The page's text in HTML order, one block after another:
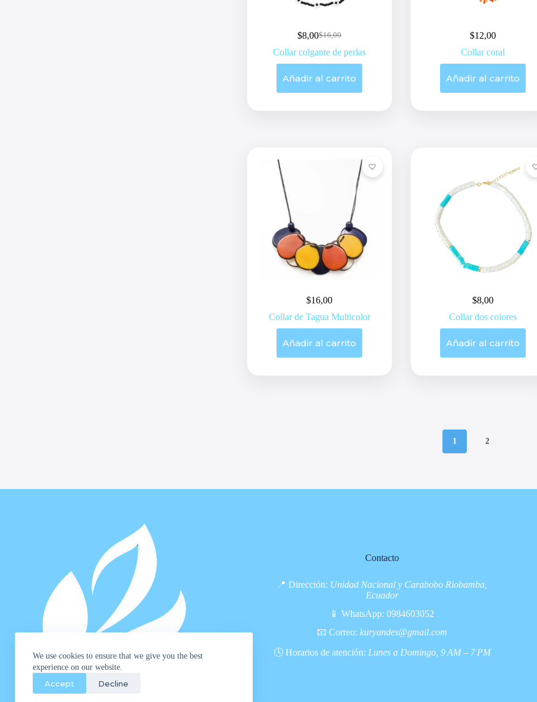
We use cookies to ensure that we give you the best
experience on our website.
Accept Decline
$16,00
Original
price
was:
$8,00Current
price
is:
Collar colgante de perlas
Añadir al carrito
$12,00
Collar coral
Añadir al carrito
$16,00
Collar de Tagua Multicolor
Añadir al carrito
$8,00
Collar dos colores
Añadir al carrito
1 2
Contacto
📍 Dirección: Unidad Nacional y Carabobo Riobamba,
Ecuador
📱 WhatsApp: 0984603052
📧 Correo: kuryandes@gmail.com
🕓 Horarios de atención: Lunes a Domingo, 9 AM – 7 PM